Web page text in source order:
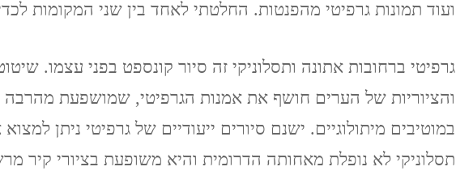
פריחה ונדידה
ועוד תמונות גרפיטי מהפנטות. החלטתי לאחד בין שני המקומות
גרפיטי ברחובות אתונה ותסלוניקי זה סיור קונספט בפני עצמו.
והציוריות של הערים חושף את אמנות הגרפיטי, שמושפעת מהרבה
במוטיבים מיתולוגיים. ישנם סיורים ייעודיים של גרפיטי ניתן
תסלוניקי לא נופלת מאחותה הדרומית והיא משופעת בציורי קיר